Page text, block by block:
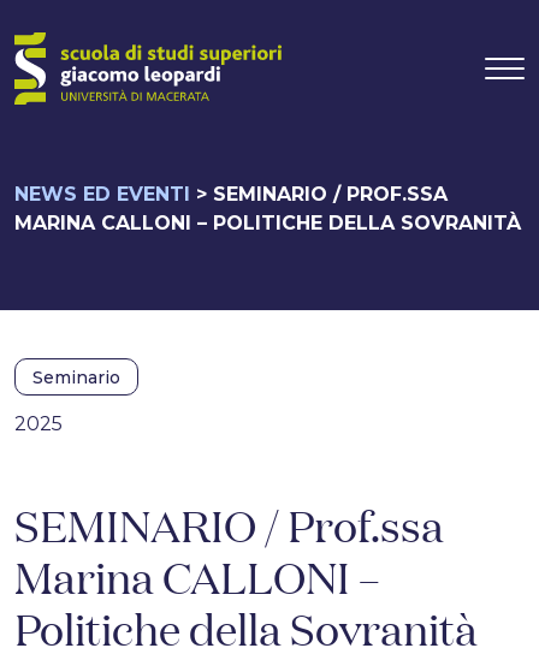
Navigazione
NEWS ED EVENTI > SEMINARIO / PROF.SSA
MARINA CALLONI – POLITICHE DELLA SOVRANITÀ
Seminario
2025
SEMINARIO / Prof.ssa
Marina CALLONI –
Politiche della Sovranità